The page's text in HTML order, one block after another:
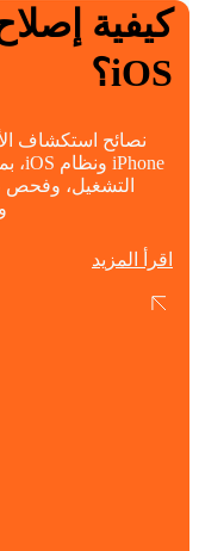
كيفية
iOS؟
نصائح استكشاف
اقرأ المزيد